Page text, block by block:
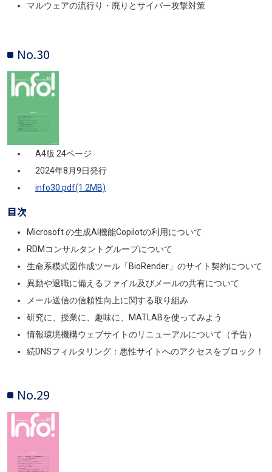
マルウェアの流行り・廃りとサイバー攻撃対策
No.30
画像
A4版 24ページ
2024年8月9日発行
info30.pdf(1.2MB)
目次
Microsoft の生成AI機能Copilotの利用について
RDMコンサルタントグループについて
生命系模式図作成ツール「BioRender」のサイト契約について
異動や退職に備えるファイル及びメールの共有について
メール送信の信頼性向上に関する取り組み
研究に、授業に、趣味に、MATLABを使ってみよう
情報環境機構ウェブサイトのリニューアルについて（予告）
続DNSフィルタリング：悪性サイトへのアクセスをブロック！
No.29
画像